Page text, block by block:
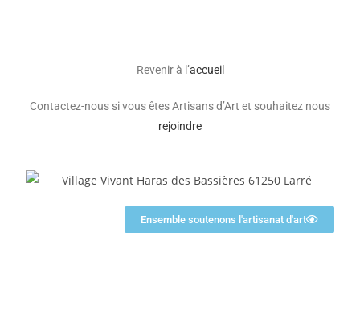
Revenir à l’accueil
Contactez-nous si vous êtes Artisans d’Art et souhaitez nous
rejoindre
Ensemble soutenons l'artisanat d'art